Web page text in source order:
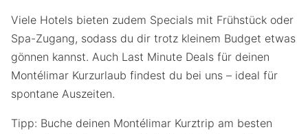
Viele Hotels bieten zudem Specials mit Frühstück oder
Spa-Zugang, sodass du dir trotz kleinem Budget etwas
gönnen kannst. Auch Last Minute Deals für deinen
Montélimar Kurzurlaub findest du bei uns – ideal für
spontane Auszeiten.
Tipp: Buche deinen Montélimar Kurztrip am besten